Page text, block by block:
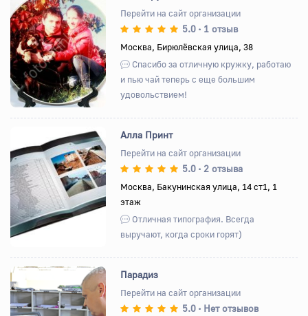
Назад Вперед
Перейти на сайт организации
5.0 • 1 отзыв
Москва, Бирюлёвская улица, 38
Спасибо за отличную кружку, работаю
и пью чай теперь с еще большим
удовольствием!
Назад Вперед
Алла Принт
Перейти на сайт организации
5.0 • 2 отзыва
Москва, Бакунинская улица, 14 ст1, 1
этаж
Отличная типография. Всегда
выручают, когда сроки горят)
Парадиз
Перейти на сайт организации
5.0 • Нет отзывов